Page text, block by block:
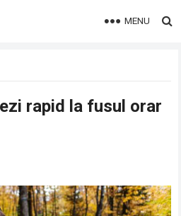
MENU
rapid la fusul orar